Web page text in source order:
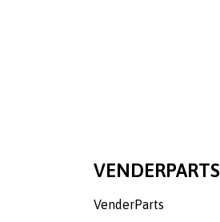
VENDERPARTS
VenderParts